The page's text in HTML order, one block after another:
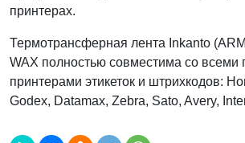
принтерах.
Термотрансферная лента Inkanto
WAX полностью совместима со всеми
принтерами этикеток и штрихкодов:
Godex, Datamax, Zebra, Sato, Avery,